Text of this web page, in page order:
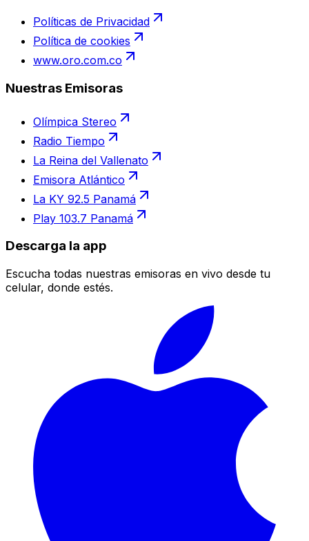
Políticas de Privacidad
Política de cookies
www.oro.com.co
Nuestras Emisoras
Olímpica Stereo
Radio Tiempo
La Reina del Vallenato
Emisora Atlántico
La KY 92.5 Panamá
Play 103.7 Panamá
Descarga la app
Escucha todas nuestras emisoras en vivo desde tu
celular, donde estés.